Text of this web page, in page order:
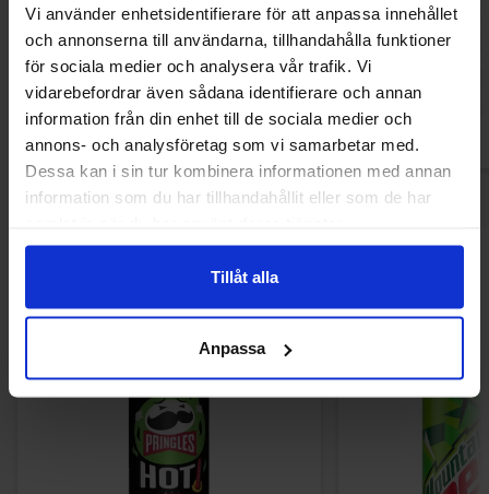
Vi använder enhetsidentifierare för att anpassa innehållet
och annonserna till användarna, tillhandahålla funktioner
för sociala medier och analysera vår trafik. Vi
vidarebefordrar även sådana identifierare och annan
information från din enhet till de sociala medier och
annons- och analysföretag som vi samarbetar med.
Dessa kan i sin tur kombinera informationen med annan
information som du har tillhandahållit eller som de har
Tillåt alla
Anpassa
113.47 kr
Köp
Andra gillade